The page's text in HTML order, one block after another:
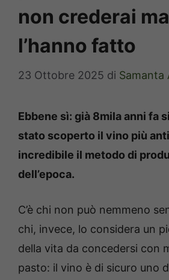
non crederai
l’hanno fatto
23 Ottobre 2025 di Samanta
Ebbene sì: già 8mila anni fa
stato scoperto il vino più
incredibile il metodo di
dell’epoca.
C’è chi non può nemmeno
chi, invece, lo considera un
della vita da concedersi con
pasto: il vino è di sicuro uno